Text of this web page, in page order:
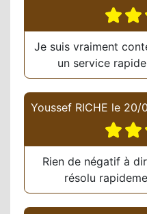
Je suis vraiment
un service
Youssef RICHE le 20/
Rien de négatif à
résolu